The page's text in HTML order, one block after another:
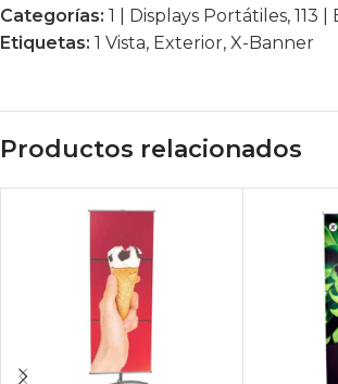
Categorías: 1 | Displays Portátiles, 113
Etiquetas: 1 Vista, Exterior, X-Banner
Productos relacionados